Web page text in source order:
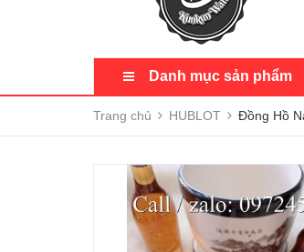
Danh mục sản phẩm
Trang chủ HUBLOT Đồng Hồ